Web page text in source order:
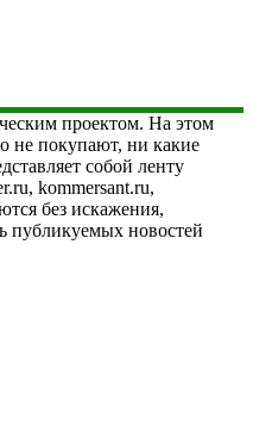
проектом. На этом
не покупают, ни какие
собой ленту
kommersant.ru,
без искажения,
публикуемых новостей